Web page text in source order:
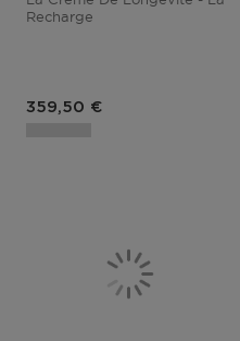
Recharge
Prix du produit
359,50 €